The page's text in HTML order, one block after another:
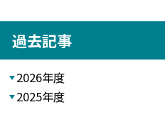
過去記事
2026年度
2025年度